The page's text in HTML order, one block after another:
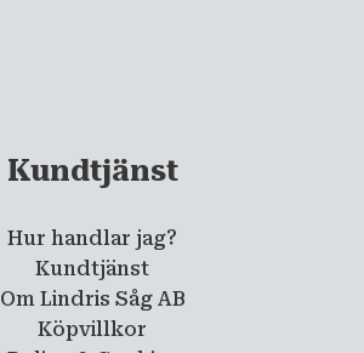
Kundtjänst
Hur handlar jag?
Kundtjänst
Om Lindris Såg AB
Köpvillkor